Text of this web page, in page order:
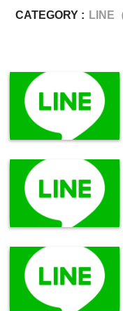
CATEGORY : LINE